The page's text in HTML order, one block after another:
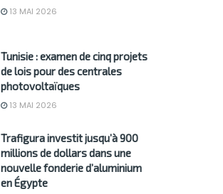
13 MAI 2026
Tunisie : examen de cinq projets
de lois pour des centrales
photovoltaïques
13 MAI 2026
Trafigura investit jusqu’à 900
millions de dollars dans une
nouvelle fonderie d’aluminium
en Égypte